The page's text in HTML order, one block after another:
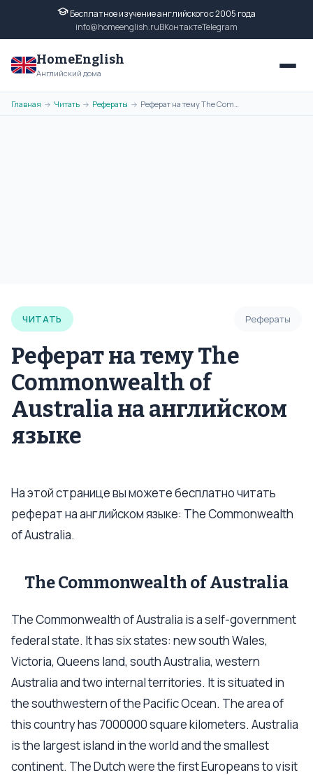
Бесплатное изучение английского с 2005 года
info@homeenglish.ruВКонтактеTelegram
HomeEnglish
Английский дома
Главная → Читать → Рефераты → Реферат на тему The Commonwealth of Australia на английском языке
ЧИТАТЬ Рефераты
Реферат на тему The
Commonwealth of
Australia на английском
языке
На этой странице вы можете бесплатно читать
реферат на английском языке: The Commonwealth
of Australia.
The Commonwealth of Australia
The Commonwealth of Australia is a self-government
federal state. It has six states: new south Wales,
Victoria, Queens land, south Australia, western
Australia and two internal territories. It is situated in
the southwestern of the Pacific Ocean. The area of
this country has 7000000 square kilometers. Australia
is the largest island in the world and the smallest
continent. The Dutch were the first Europeans to visit